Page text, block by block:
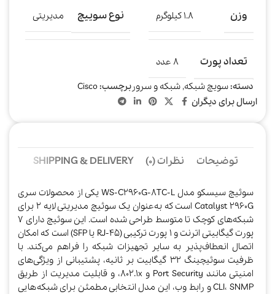
وزن 1.8 کیلوگرم نوع سوییچ مدیریتی
تعداد پورت
8 عدد
دسته:سویچ شبکه, شبکه و سرور برچسب:Cisco
ارسال برای دیگران
توضیحات نظرات (0) SHIPPING & DELIVERY
سوئیچ سیسکو مدل WS-C2960G-8TC-L یکی از محصولات سری
Catalyst 2960G است که به‌عنوان یک سوئیچ مدیریتی لایه 2 برای
شبکه‌های کوچک تا متوسط طراحی شده است. این سوئیچ دارای 7
پورت گیگابیتی اترنت و 1 پورت ترکیبی (RJ-45 یا SFP) است که امکان
اتصال انعطاف‌پذیر به سایر تجهیزات شبکه را فراهم می‌کند. با
ظرفیت سوئیچینگ 32 گیگابیت بر ثانیه، پشتیبانی از ویژگی‌های
امنیتی مانند Port Security و 802.1x، و قابلیت مدیریت از طریق
CLI، SNMP و رابط وب، این مدل انتخابی مطمئن برای شبکه‌هایی